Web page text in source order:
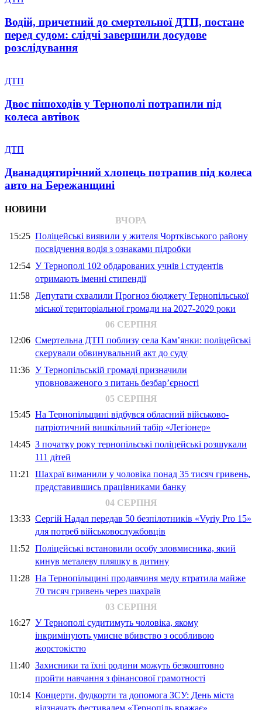
Водій, причетний до смертельної ДТП, постане
перед судом: слідчі завершили досудове
розслідування
ДТП
Двоє пішоходів у Тернополі потрапили під
колеса автівок
ДТП
Дванадцятирічний хлопець потрапив під колеса
авто на Бережанщині
НОВИНИ
ВЧОРА
15:25 Поліцейські виявили у жителя Чортківського району
посвідчення водія з ознаками підробки
12:54 У Тернополі 102 обдарованих учнів і студентів
отримають іменні стипендії
11:58 Депутати схвалили Прогноз бюджету Тернопільської
міської територіальної громади на 2027-2029 роки
06 СЕРПНЯ
12:06 Смертельна ДТП поблизу села Кам’янки: поліцейські
скерували обвинувальний акт до суду
11:36 У Тернопільській громаді призначили
уповноваженого з питань безбар’єрності
05 СЕРПНЯ
15:45 На Тернопільщині відбувся обласний військово-
патріотичний вишкільний табір «Легіонер»
14:45 З початку року тернопільські поліцейські розшукали
111 дітей
11:21 Шахраї виманили у чоловіка понад 35 тисяч гривень,
представившись працівниками банку
04 СЕРПНЯ
13:33 Сергій Надал передав 50 безпілотників «Vyriy Pro 15»
для потреб військовослужбовців
11:52 Поліцейські встановили особу зловмисника, який
кинув металеву пляшку в дитину
11:28 На Тернопільщині продавчиня меду втратила майже
70 тисяч гривень через шахраїв
03 СЕРПНЯ
16:27 У Тернополі судитимуть чоловіка, якому
інкримінують умисне вбивство з особливою
жорстокістю
11:40 Захисники та їхні родини можуть безкоштовно
пройти навчання з фінансової грамотності
10:14 Концерти, фудкорти та допомога ЗСУ: День міста